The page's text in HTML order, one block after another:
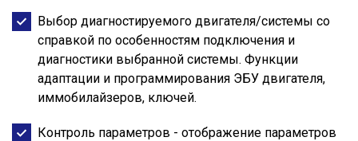
Выбор диагностируемого двигателя/системы со
справкой по особенностям подключения и
диагностики выбранной системы. Функции
адаптации и программирования ЭБУ двигателя,
иммобилайзеров, ключей.
Контроль параметров - отображение параметров